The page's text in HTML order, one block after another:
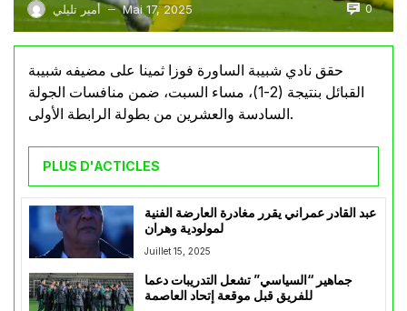
أمير تليلي — Mai 17, 2025 0
حقق نادي شبيبة الساورة فوزا ثمينا على مضيفه شبيبة
القبائل بنتيجة (2-1)، مساء السبت، ضمن منافسات الجولة
السادسة والعشرين من بطولة الرابطة الأولى.
PLUS D'ACTICLES
عبد القادر عمراني يقرر مغادرة العارضة الفنية
لمولودية وهران
Juillet 15, 2025
جماهير “السياسي” تشعل التدريبات دعما
للفريق قبل موقعة إتحاد العاصمة